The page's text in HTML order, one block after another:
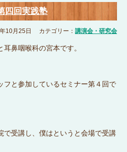
四回実践塾
10月25日 カテゴリー： 講演会・研究会
鼻咽喉科の宮本です。
と参加しているセミナー第４回で
で受講し、僕はというと会場で受講